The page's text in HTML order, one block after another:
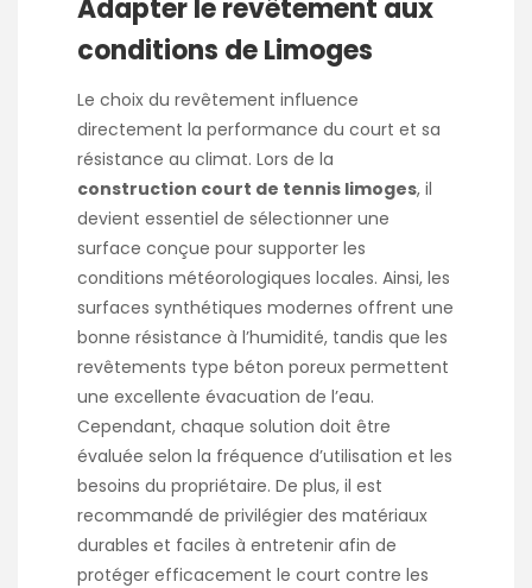
Adapter le revêtement aux
conditions de Limoges
Le choix du revêtement influence
directement la performance du court et sa
résistance au climat. Lors de la
construction court de tennis limoges, il
devient essentiel de sélectionner une
surface conçue pour supporter les
conditions météorologiques locales. Ainsi, les
surfaces synthétiques modernes offrent une
bonne résistance à l’humidité, tandis que les
revêtements type béton poreux permettent
une excellente évacuation de l’eau.
Cependant, chaque solution doit être
évaluée selon la fréquence d’utilisation et les
besoins du propriétaire. De plus, il est
recommandé de privilégier des matériaux
durables et faciles à entretenir afin de
protéger efficacement le court contre les